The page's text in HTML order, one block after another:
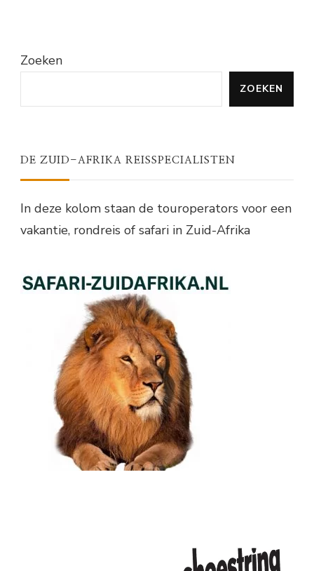
Zoeken
ZOEKEN
DE ZUID-AFRIKA REISSPECIALISTEN
In deze kolom staan de touroperators voor een
vakantie, rondreis of safari in Zuid-Afrika